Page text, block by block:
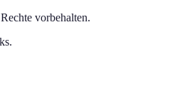
vorbehalten.